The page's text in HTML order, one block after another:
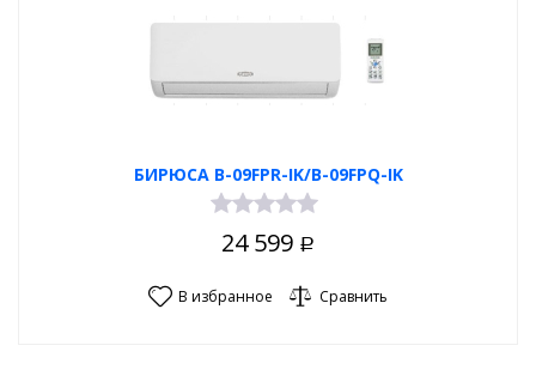
БИРЮСА B-09FPR-IK/B-09FPQ-IK
24 599 Р
В избранное Сравнить